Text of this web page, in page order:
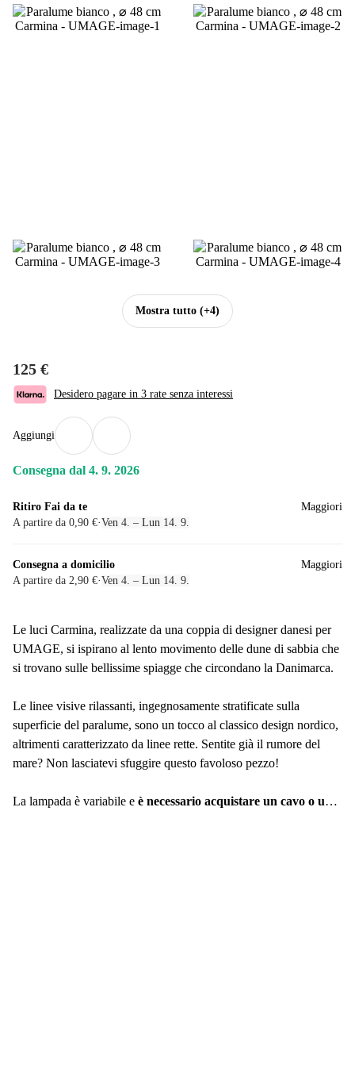
Mostra tutto (+4)
125 €
Desidero pagare in 3 rate senza interessi
Aggiungi
Consegna dal 4. 9. 2026
Ritiro Fai da te
A partire da 0,90 €·Ven 4. – Lun 14. 9.
Maggiori
Consegna a domicilio
A partire da 2,90 €·Ven 4. – Lun 14. 9.
Maggiori
Le luci Carmina, realizzate da una coppia di designer danesi per
UMAGE, si ispirano al lento movimento delle dune di sabbia che
si trovano sulle bellissime spiagge che circondano la Danimarca.
Le linee visive rilassanti, ingegnosamente stratificate sulla
superficie del paralume, sono un tocco al classico design nordico,
altrimenti caratterizzato da linee rette. Sentite già il rumore del
mare? Non lasciatevi sfuggire questo favoloso pezzo!
La lampada è variabile e è necessario acquistare un cavo o un